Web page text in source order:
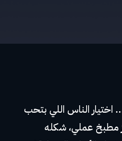
اختيار الناس اللي بتحب
مطبخ عملي، شكله